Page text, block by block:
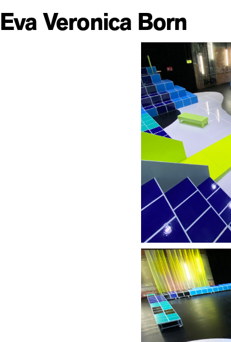
Eva Veronica Born